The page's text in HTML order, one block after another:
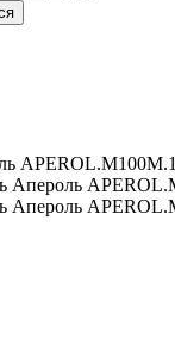
APEROL.M100M.1